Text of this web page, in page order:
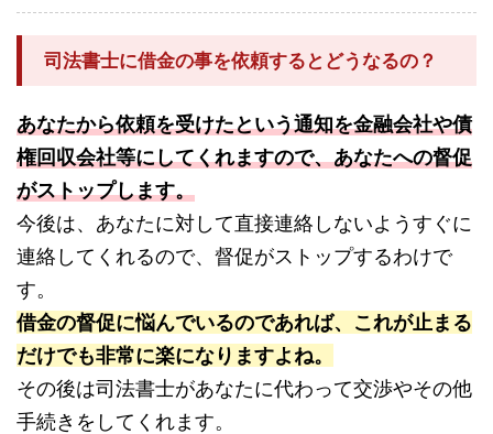
司法書士に借金の事を依頼するとどうなるの？
あなたから依頼を受けたという通知を金融会社や債
権回収会社等にしてくれますので、あなたへの督促
がストップします。
今後は、あなたに対して直接連絡しないようすぐに
連絡してくれるので、督促がストップするわけで
す。
借金の督促に悩んでいるのであれば、これが止まる
だけでも非常に楽になりますよね。
その後は司法書士があなたに代わって交渉やその他
手続きをしてくれます。